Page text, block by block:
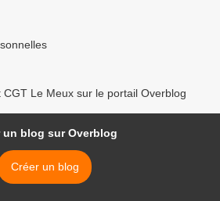
Le Meux sur le portail Overblog
un blog sur Overblog
Créer un blog